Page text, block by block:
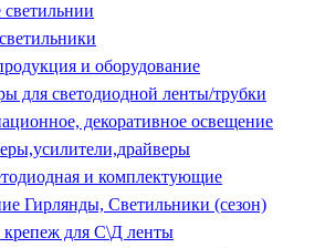
и оборудование
для светодиодной ленты/трубки
декоративное освещение
и комплектующие
Гирлянды, Светильники (сезон)
для С\Д ленты